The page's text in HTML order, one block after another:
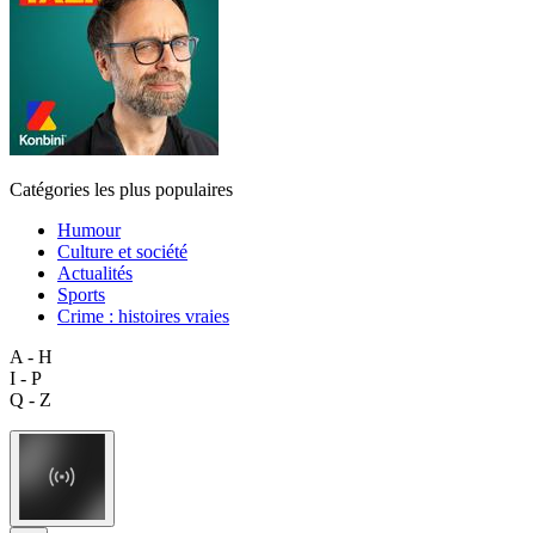
Catégories les plus populaires
Humour
Culture et société
Actualités
Sports
Crime : histoires vraies
A - H
I - P
Q - Z